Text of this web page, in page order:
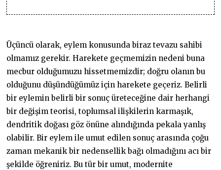
Üçüncü olarak, eylem konusunda biraz tevazu sahibi
olmamız gerekir. Harekete geçmemizin nedeni buna
mecbur olduğumuzu hissetmemizdir; doğru olanın bu
olduğunu düşündüğümüz için harekete geçeriz. Belirli
bir eylemin belirli bir sonuç üreteceğine dair herhangi
bir değişim teorisi, toplumsal ilişkilerin karmaşık,
dendritik doğası göz önüne alındığında pekala yanlış
olabilir. Bir eylem ile umut edilen sonuç arasında çoğu
zaman mekanik bir nedensellik bağı olmadığını acı bir
şekilde öğreniriz. Bu tür bir umut, modernite